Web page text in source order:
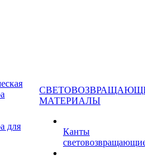
для
МАТЕРИАЛЫ
Канты